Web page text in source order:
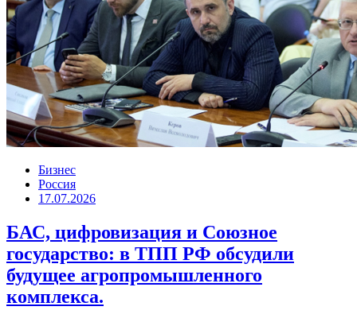
Бизнес
Россия
17.07.2026
БАС, цифровизация и Союзное
государство: в ТПП РФ обсудили
будущее агропромышленного
комплекса.